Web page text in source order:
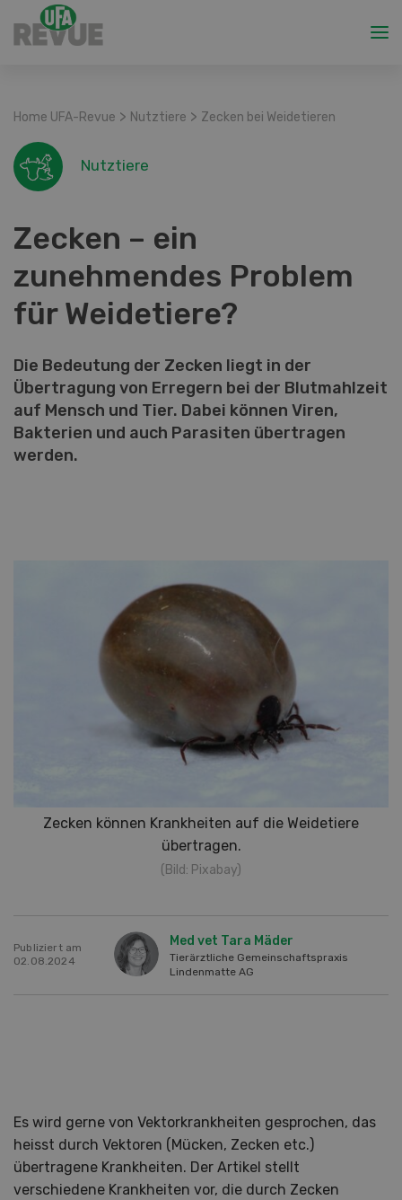
Home UFA-Revue > Nutztiere > Zecken bei Weidetieren
Nutztiere
Zecken – ein
zunehmendes Problem
für Weidetiere?
Die Bedeutung der Zecken liegt in der
Übertragung von Erregern bei der Blutmahlzeit
auf Mensch und Tier. Dabei können Viren,
Bakterien und auch Parasiten übertragen
werden.
Zecken können Krankheiten auf die Weidetiere
übertragen.
(Bild: Pixabay)
Publiziert am
02.08.2024
Med vet Tara Mäder
Tierärztliche Gemeinschaftspraxis
Lindenmatte AG
Es wird gerne von Vektorkrankheiten gesprochen, das
heisst durch Vektoren (Mücken, Zecken etc.)
übertragene Krankheiten. Der Artikel stellt
verschiedene Krankheiten vor, die durch Zecken